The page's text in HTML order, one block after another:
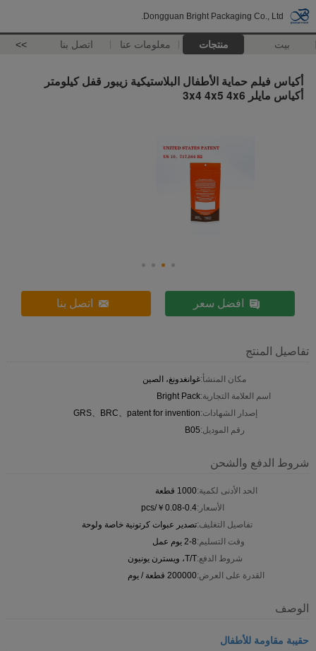
Dongguan Bright Packaging Co., Ltd.
بيت منتجات معلومات عنا اتصل بنا >>
أكياس فيلم حماية الأطفال البلاستيكية زيبور قفل كيلومتر
أكياس مايلر 3x4 4x5 4x6
افضل سعر اتصل بنا
تفاصيل المنتج
مكان المنشأ:غوانغدونغ، الصين
اسم العلامة التجارية:Bright Pack
إصدار الشهادات:GRS、BRC、patent for invention
رقم الموديل:B05
شروط الدفع والشحن
الحد الأدنى لكمية:1000 قطعة
الأسعار:￥0.08-0.4/pcs
تفاصيل التغليف:تصدير عبوات كرتونية خاصة ولوحة
وقت التسليم:2-8 يوم عمل
شروط الدفع:T/T، ويسترن يونيون
القدرة على العرض:200000 قطعة / يوم
الوصف
حقيبة مقاومة للأطفال